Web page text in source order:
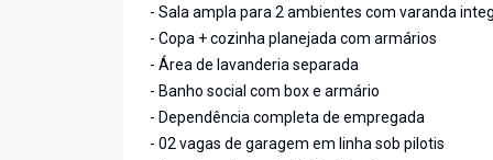
- Sala ampla para 2 ambientes com varanda
- Copa + cozinha planejada com armários
- Área de lavanderia separada
- Banho social com box e armário
- Dependência completa de empregada
- 02 vagas de garagem em linha sob pilotis